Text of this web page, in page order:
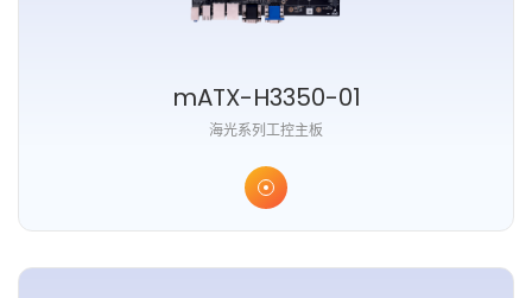
mATX-H3350-01
海光系列工控主板